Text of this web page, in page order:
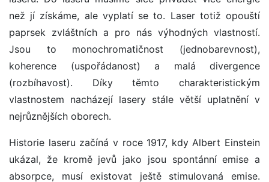
než jí získáme, ale vyplatí se to. Laser totiž opouští
paprsek zvláštních a pro nás výhodných vlastností.
Jsou to monochromatičnost (jednobarevnost),
koherence (uspořádanost) a malá divergence
(rozbíhavost). Díky těmto charakteristickým
vlastnostem nacházejí lasery stále větší uplatnění v
nejrůznějších oborech.
Historie laseru začíná v roce 1917, kdy Albert Einstein
ukázal, že kromě jevů jako jsou spontánní emise a
absorpce, musí existovat ještě stimulovaná emise.